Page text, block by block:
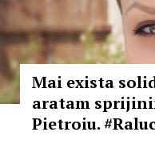
Mai exista
aratam
Pietroiu.